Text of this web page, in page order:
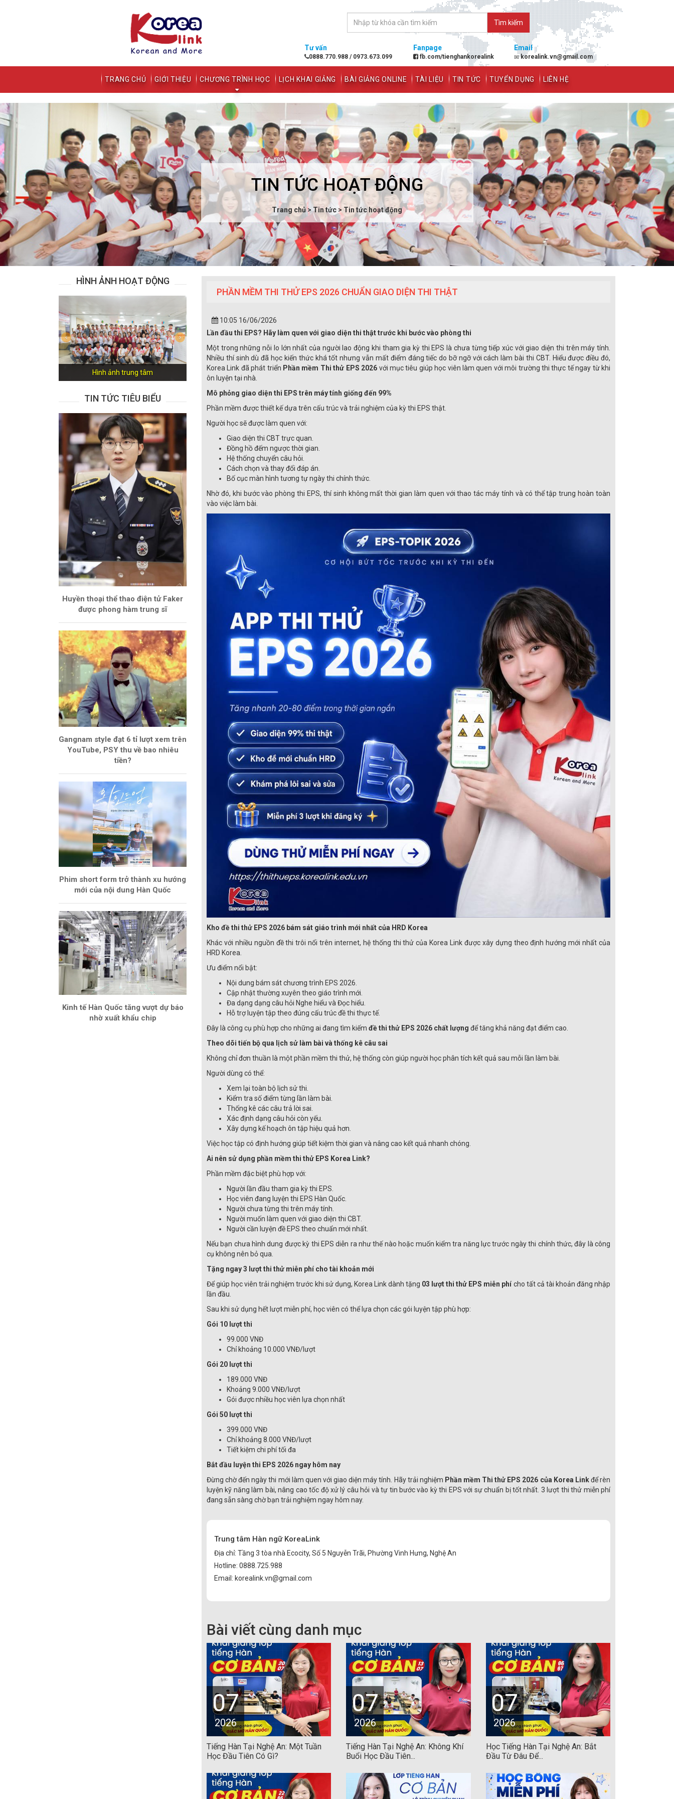
Tư vấn
0888.770.988 /0973.673.099
Fanpage
fb.com/tienghankorealink
Email
korealink.vn@gmail.com
TRANG CHỦ GIỚI THIỆU CHƯƠNG TRÌNH HỌC LỊCH KHAI GIẢNG BÀI GIẢNG ONLINE TÀI LIỆU TIN TỨC TUYỂN DỤNG LIÊN HỆ
TIN TỨC HOẠT ĐỘNG
Trang chủ>Tin tức > Tin tức hoạt động
HÌNH ẢNH HOẠT ĐỘNG
Hình ảnh trung tâm
Previous Next
TIN TỨC TIÊU BIỂU
Huyền thoại thể thao điện tử Faker
được phong hàm trung sĩ
Gangnam style đạt 6 tỉ lượt xem trên
YouTube, PSY thu về bao nhiêu
tiền?
Phim short form trở thành xu hướng
mới của nội dung Hàn Quốc
Kinh tế Hàn Quốc tăng vượt dự báo
nhờ xuất khẩu chip
PHẦN MỀM THI THỬ EPS 2026 CHUẨN GIAO DIỆN THI THẬT
10:05 16/06/2026
Lần đầu thi EPS? Hãy làm quen với giao diện thi thật trước khi bước vào phòng thi
Một trong những nỗi lo lớn nhất của người lao động khi tham gia kỳ thi EPS là chưa từng tiếp xúc với giao diện thi trên máy tính.
Nhiều thí sinh dù đã học kiến thức khá tốt nhưng vẫn mất điểm đáng tiếc do bỡ ngỡ với cách làm bài thi CBT. Hiểu được điều đó,
Korea Link đã phát triển Phần mềm Thi thử EPS 2026 với mục tiêu giúp học viên làm quen với môi trường thi thực tế ngay từ khi
ôn luyện tại nhà.
Mô phỏng giao diện thi EPS trên máy tính giống đến 99%
Phần mềm được thiết kế dựa trên cấu trúc và trải nghiệm của kỳ thi EPS thật.
Người học sẽ được làm quen với:
Giao diện thi CBT trực quan.
Đồng hồ đếm ngược thời gian.
Hệ thống chuyển câu hỏi.
Cách chọn và thay đổi đáp án.
Bố cục màn hình tương tự ngày thi chính thức.
Nhờ đó, khi bước vào phòng thi EPS, thí sinh không mất thời gian làm quen với thao tác máy tính và có thể tập trung hoàn toàn
vào việc làm bài.
Kho đề thi thử EPS 2026 bám sát giáo trình mới nhất của HRD Korea
Khác với nhiều nguồn đề thi trôi nổi trên internet, hệ thống thi thử của Korea Link được xây dựng theo định hướng mới nhất của
HRD Korea.
Ưu điểm nổi bật:
Nội dung bám sát chương trình EPS 2026.
Cập nhật thường xuyên theo giáo trình mới.
Đa dạng dạng câu hỏi Nghe hiểu và Đọc hiểu.
Hỗ trợ luyện tập theo đúng cấu trúc đề thi thực tế.
Đây là công cụ phù hợp cho những ai đang tìm kiếm đề thi thử EPS 2026 chất lượng để tăng khả năng đạt điểm cao.
Theo dõi tiến bộ qua lịch sử làm bài và thống kê câu sai
Không chỉ đơn thuần là một phần mềm thi thử, hệ thống còn giúp người học phân tích kết quả sau mỗi lần làm bài.
Người dùng có thể:
Xem lại toàn bộ lịch sử thi.
Kiểm tra số điểm từng lần làm bài.
Thống kê các câu trả lời sai.
Xác định dạng câu hỏi còn yếu.
Xây dựng kế hoạch ôn tập hiệu quả hơn.
Việc học tập có định hướng giúp tiết kiệm thời gian và nâng cao kết quả nhanh chóng.
Ai nên sử dụng phần mềm thi thử EPS Korea Link?
Phần mềm đặc biệt phù hợp với:
Người lần đầu tham gia kỳ thi EPS.
Học viên đang luyện thi EPS Hàn Quốc.
Người chưa từng thi trên máy tính.
Người muốn làm quen với giao diện thi CBT.
Người cần luyện đề EPS theo chuẩn mới nhất.
Nếu bạn chưa hình dung được kỳ thi EPS diễn ra như thế nào hoặc muốn kiểm tra năng lực trước ngày thi chính thức, đây là công
cụ không nên bỏ qua.
Tặng ngay 3 lượt thi thử miễn phí cho tài khoản mới
Để giúp học viên trải nghiệm trước khi sử dụng, Korea Link dành tặng 03 lượt thi thử EPS miễn phí cho tất cả tài khoản đăng nhập
lần đầu.
Sau khi sử dụng hết lượt miễn phí, học viên có thể lựa chọn các gói luyện tập phù hợp:
Gói 10 lượt thi
99.000 VNĐ
Chỉ khoảng 10.000 VNĐ/lượt
Gói 20 lượt thi
189.000 VNĐ
Khoảng 9.000 VNĐ/lượt
Gói được nhiều học viên lựa chọn nhất
Gói 50 lượt thi
399.000 VNĐ
Chỉ khoảng 8.000 VNĐ/lượt
Tiết kiệm chi phí tối đa
Bắt đầu luyện thi EPS 2026 ngay hôm nay
Đừng chờ đến ngày thi mới làm quen với giao diện máy tính. Hãy trải nghiệm Phần mềm Thi thử EPS 2026 của Korea Linkđể rèn
luyện kỹ năng làm bài, nâng cao tốc độ xử lý câu hỏi và tự tin bước vào kỳ thi EPS với sự chuẩn bị tốt nhất. 3 lượt thi thử miễn phí
đang sẵn sàng chờ bạn trải nghiệm ngay hôm nay.
Trung tâm Hàn ngữ KoreaLink
Địa chỉ: Tầng 3 tòa nhà Ecocity, Số 5 Nguyễn Trãi, Phường Vinh Hưng, Nghệ An
Hotline: 0888.725.988
Email: korealink.vn@gmail.com
Bài viết cùng danh mục
07
2026
Tiếng Hàn Tại Nghệ An: Một Tuần
Học Đầu Tiên Có Gì?
07
2026
Tiếng Hàn Tại Nghệ An: Không Khí
Buổi Học Đầu Tiên...
07
2026
Học Tiếng Hàn Tại Nghệ An: Bắt
Đầu Từ Đâu Để...